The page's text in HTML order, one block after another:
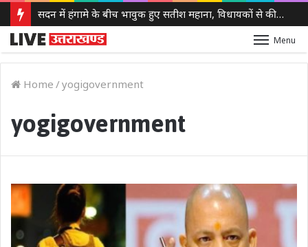
सदन में हंगामे के बीच भावुक हुए सतीश महाना, विधायकों से की मर्यादा बनाए रखने की अपील
Menu
Home /yogigovernment
yogigovernment